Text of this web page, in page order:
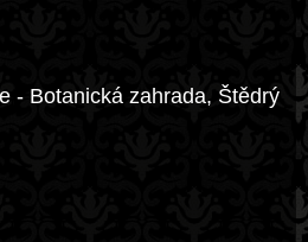
- Botanická zahrada, Štědrý